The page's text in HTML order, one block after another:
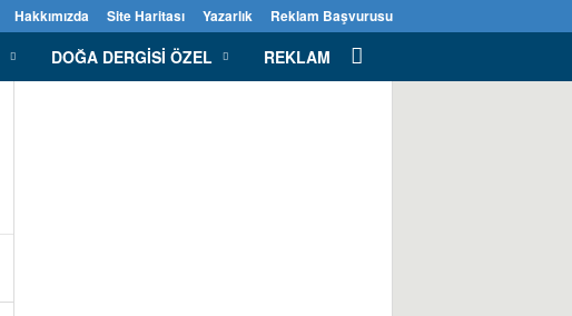
Hakkımızda Site Haritası Yazarlık Reklam Başvurusu
DOĞA DERGISI ÖZEL REKLAM